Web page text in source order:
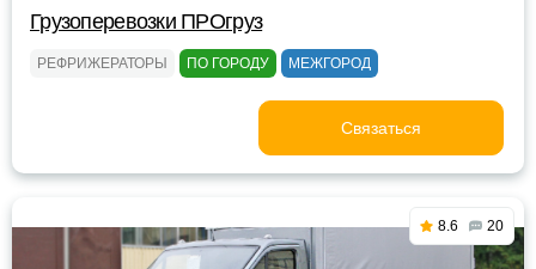
Грузоперевозки ПРОгруз
РЕФРИЖЕРАТОРЫ ПО ГОРОДУ МЕЖГОРОД
Связаться
8.6 20